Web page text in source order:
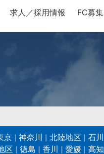
求人／採用情報 FC募集
京 神奈川 北陸地区
石川
区 徳島 香川 愛媛 高知